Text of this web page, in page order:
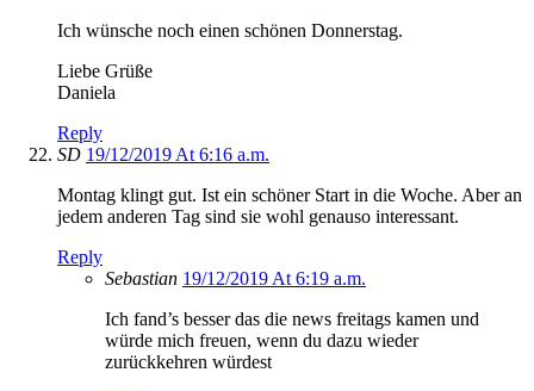
Ich wünsche noch einen schönen Donnerstag.
Liebe Grüße
Daniela
Reply
SD 19/12/2019 At 6:16 a.m.
Montag klingt gut. Ist ein schöner Start in die Woche. Aber an
jedem anderen Tag sind sie wohl genauso interessant.
Reply
Sebastian 19/12/2019 At 6:19 a.m.
Ich fand’s besser das die news freitags kamen und
würde mich freuen, wenn du dazu wieder
zurückkehren würdest